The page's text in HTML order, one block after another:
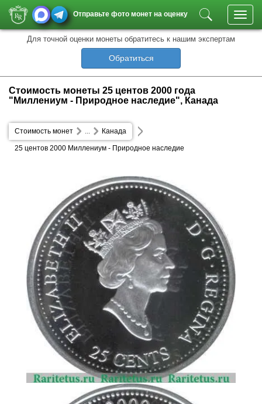
Отправьте фото монет на оценку
Для точной оценки монеты обратитесь к нашим экспертам
Обратиться
Стоимость монеты 25 центов 2000 года
"Миллениум - Природное наследие", Канада
Стоимость монет Канада
...
25 центов 2000 Миллениум - Природное наследие